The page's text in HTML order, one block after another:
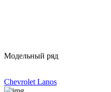
Модельный ряд
Chevrolet Lanos